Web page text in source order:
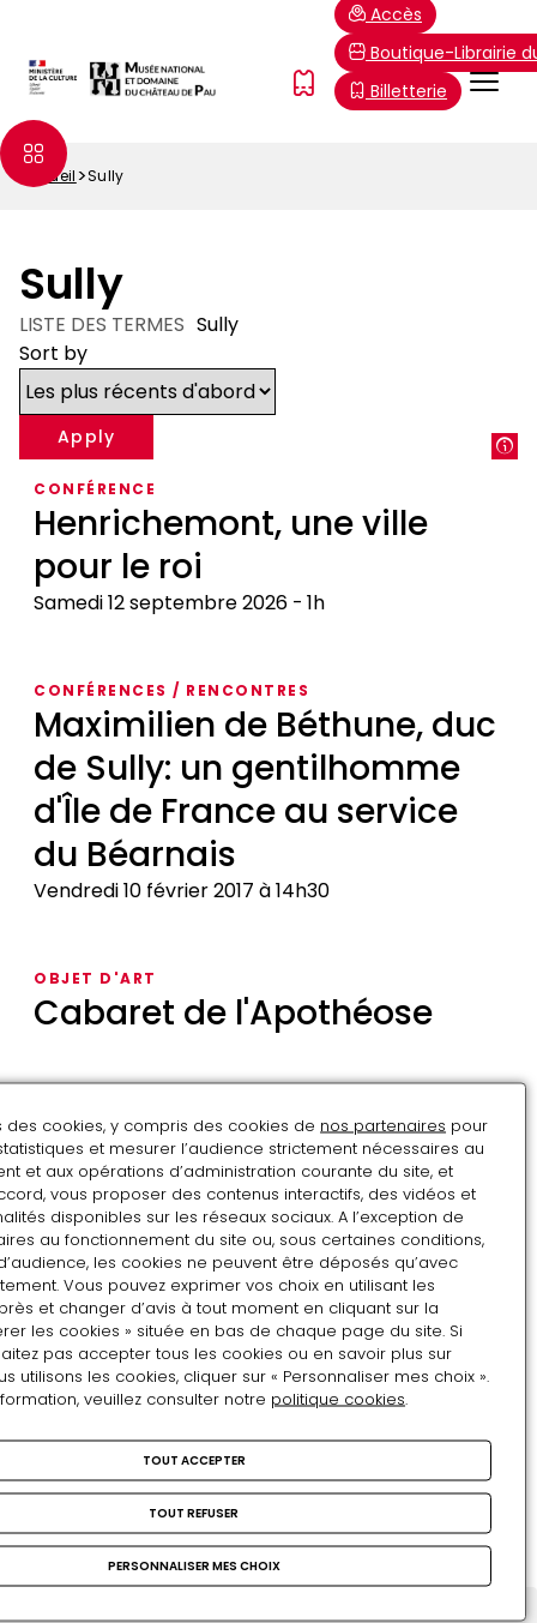
contenu
principal
Menu
FR
Accès
Boutique-Librairie
Billetterie
Fil
Accueil Sully
Sully
LISTE DES TERMES Sully
Sort by
Henrichemont, une ville
pour le roi
Samedi 12 septembre 2026 1h
CONFÉRENCE
ville
pour
roi
Maximilien de Béthune, duc
de Sully: un gentilhomme
d'Île de France au service
du Béarnais
Vendredi 10 février 2017 à 14h30
CONFÉRENCES / RENCONTRES
Béthune,
duc
Sully:
gentilhomme
d'Île
de
France
au
service
du
Béarnais
Cabaret de l'Apothéose
OBJET D'ART
de
l'Apothéose
Henri IV et Sully en pied
Henri
IV
et
Sully
en
pied
Prêts d'œuvres au Château
de Nérac
Sully, une figure de l'amitié
VIE DES COLLECTIONS
Prêts
au
Château
Nérac
Pendule Henri IV et Sully
OBJET D'ART
Henri
IV
des cookies, y compris des cookies de nos partenaires pour
et mesurer l’audience strictement nécessaires au
et aux opérations d’administration courante du site, et
vous proposer des contenus interactifs, des vidéos et
disponibles sur les réseaux sociaux. A l’exception de
au fonctionnement du site ou, sous certaines conditions,
les cookies ne peuvent être déposés qu’avec
Vous pouvez exprimer vos choix en utilisant les
et changer d’avis à tout moment en cliquant sur la
les cookies » située en bas de chaque page du site. Si
pas accepter tous les cookies ou en savoir plus sur
utilisons les cookies, cliquer sur « Personnaliser mes choix ».
veuillez consulter notre politique cookies.
TOUT ACCEPTER
TOUT REFUSER
PERSONNALISER MES CHOIX